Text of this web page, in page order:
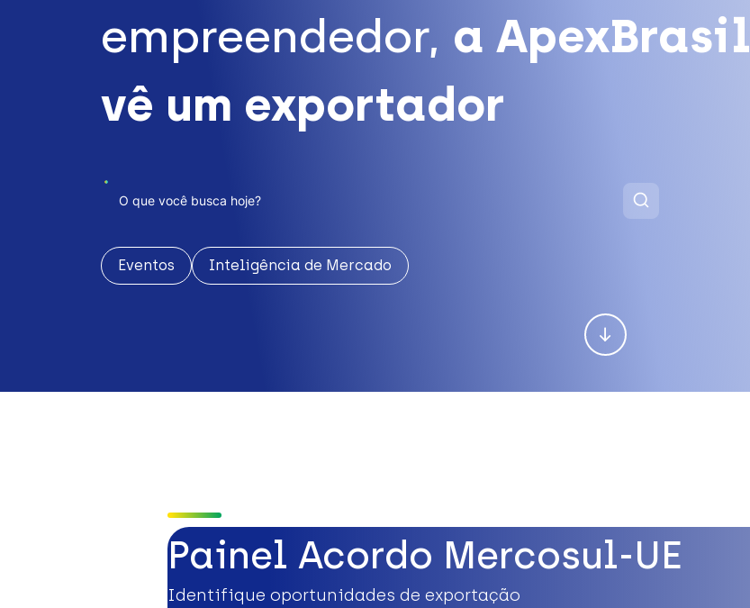
empreendedor, a ApexBrasil
vê um exportador
Eventos Inteligência de Mercado
Painel Acordo Mercosul-UE
Identifique oportunidades de exportação